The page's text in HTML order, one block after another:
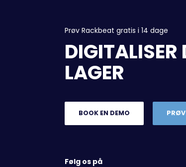
Prøv Rackbeat gratis i 14 dage
DIGITALISER
LAGER
BOOK EN DEMO
Følg os på